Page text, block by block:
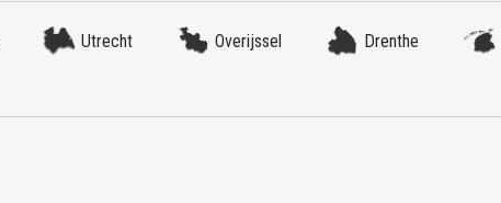
Utrecht Overijssel Drenthe